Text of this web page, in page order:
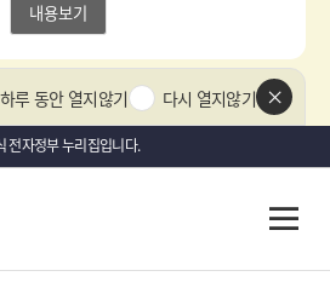
내용보기
하루 동안 열지않기 다시 열지않기
상
단
업
기
전자정부 누리집입니다.